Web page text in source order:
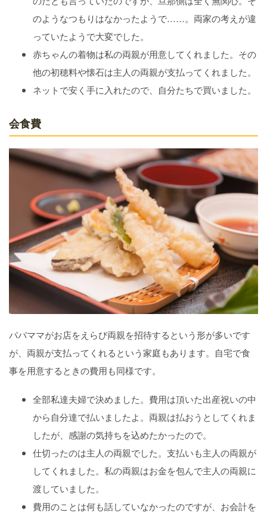
のようなつもりはなかったようで……。両家の考えが違
っていたようで大変でした。
赤ちゃんの着物は私の両親が用意してくれました。その
他の初穂料や懐石は主人の両親が支払ってくれました。
ネットで安く手に入れたので、自分たちで買いました。
会食費
パパママがお店をえらび両親を招待するという形が多いです
が、両親が支払ってくれるという家庭もあります。自宅で食
事を用意するときの費用も同様です。
全部私達夫婦で決めました。費用は頂いた出産祝いの中
から自分達で払いましたよ。両親は払おうとしてくれま
したが、感謝の気持ちを込めたかったので。
仕切ったのは主人の両親でした。支払いも主人の両親が
してくれました。私の両親はお金を包んで主人の両親に
渡していました。
費用のことは何も話していなかったのですが、お会計を